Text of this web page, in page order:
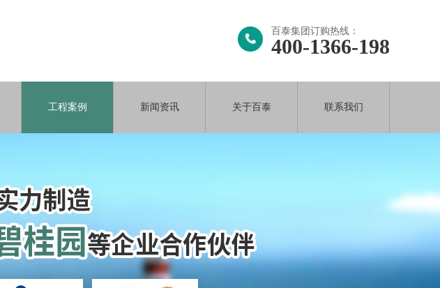
百泰集团订购热线：
400-1366-198
工程案例 新闻资讯 关于百泰 联系我们